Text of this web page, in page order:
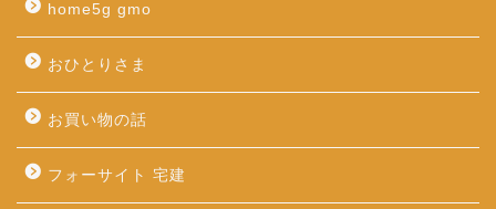
home5g gmo
おひとりさま
お買い物の話
フォーサイト 宅建